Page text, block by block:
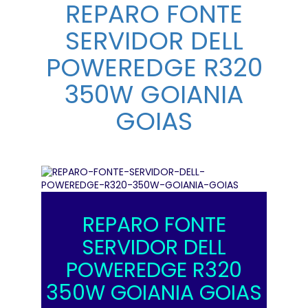
REPARO FONTE
SERVIDOR DELL
POWEREDGE R320
350W GOIANIA
GOIAS
REPARO FONTE
SERVIDOR DELL
POWEREDGE R320
350W GOIANIA GOIAS